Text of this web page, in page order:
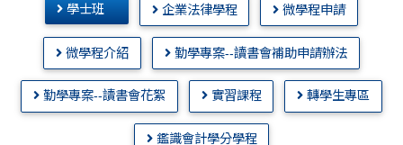
學士班 企業法律學程 微學程申請
微學程介紹 勤學專案--讀書會補助申請辦法
勤學專案--讀書會花絮 實習課程 轉學生專區
鑑識會計學分學程